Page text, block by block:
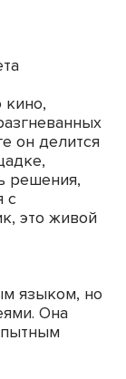
он делится
решения,
с
это живой
языком, но
Она